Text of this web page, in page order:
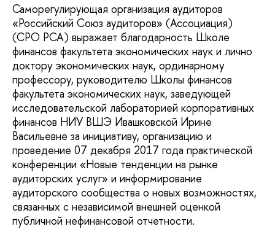
Саморегулирующая организация аудиторов
«Российский Союз аудиторов» (Ассоциация)
(СРО РСА) выражает благодарность Школе
финансов факультета экономических наук и лично
доктору экономических наук, ординарному
профессору, руководителю Школы финансов
факультета экономических наук, заведующей
исследовательской лабораторией корпоративных
финансов НИУ ВШЭ Ивашковской Ирине
Васильевне за инициативу, организацию и
проведение 07 декабря 2017 года практической
конференции «Новые тенденции на рынке
аудиторских услуг» и информирование
аудиторского сообщества о новых возможностях,
связанных с независимой внешней оценкой
публичной нефинансовой отчетности.